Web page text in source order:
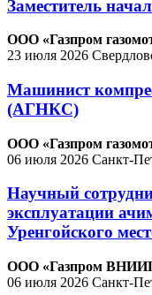
Заместитель
ООО «Газпром
23 июля 2026
Машинист
(АГНКС)
ООО «Газпром
06 июля 2026 Санкт-
Научный
эксплуатации
Уренгойского
ООО «Газпром
06 июля 2026 Санкт-